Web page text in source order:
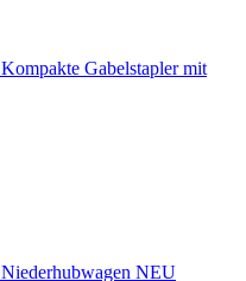
Kompakte Gabelstapler mit
Niederhubwagen NEU